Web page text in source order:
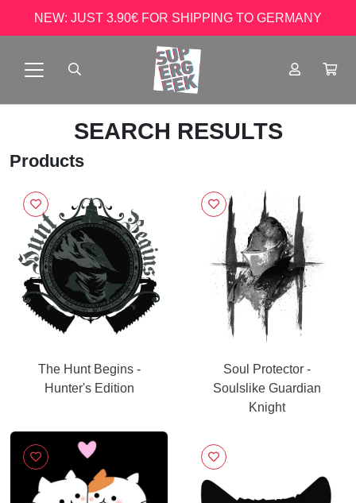
NEW: JUST 3.90€ FOR SHIPPING TO GERMANY
SEARCH RESULTS
Products
The Hunt Begins -
Hunter's Edition
Soul Protector -
Soulslike Guardian
Knight